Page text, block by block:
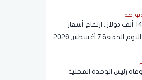
الطن بـ 14 ألف دولار.. ارتفاع أسعار
الجمعة 7 أغسطس 2026
رئيس الوحدة المحلية